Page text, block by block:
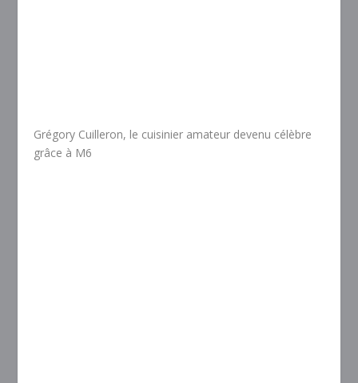
Grégory Cuilleron, le cuisinier amateur devenu célèbre
grâce à M6